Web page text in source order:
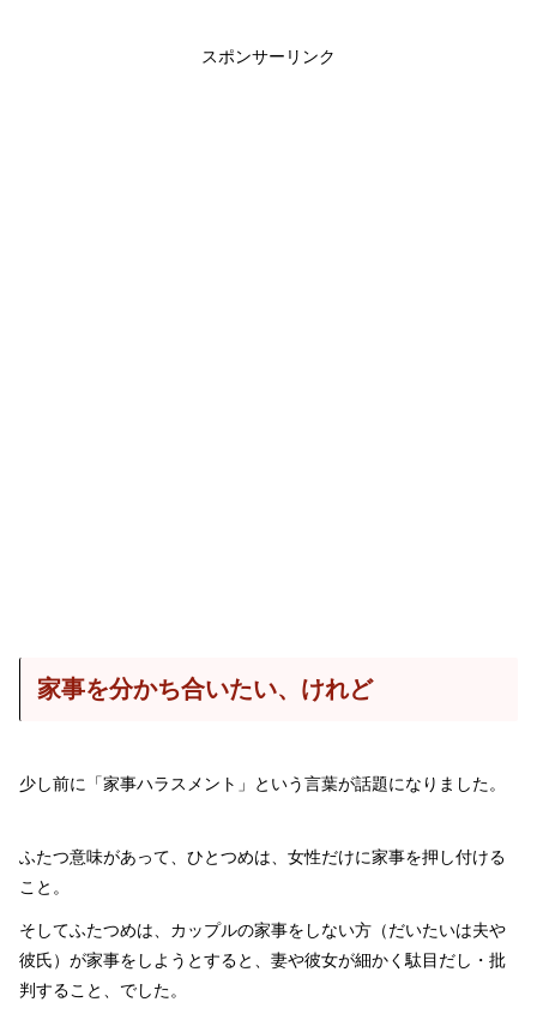
スポンサーリンク
家事を分かち合いたい、けれど
少し前に「家事ハラスメント」という言葉が話題になりました。
ふたつ意味があって、ひとつめは、女性だけに家事を押し付ける
こと。
そしてふたつめは、カップルの家事をしない方（だいたいは夫や
彼氏）が家事をしようとすると、妻や彼女が細かく駄目だし・批
判すること、でした。